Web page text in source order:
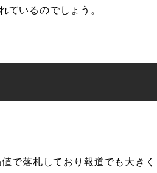
ているのでしょう。
で落札しており報道でも大きく